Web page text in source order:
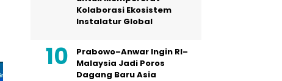
Kolaborasi Ekosistem
Instalatur Global
Prabowo–Anwar Ingin RI–
Malaysia Jadi Poros
Dagang Baru Asia